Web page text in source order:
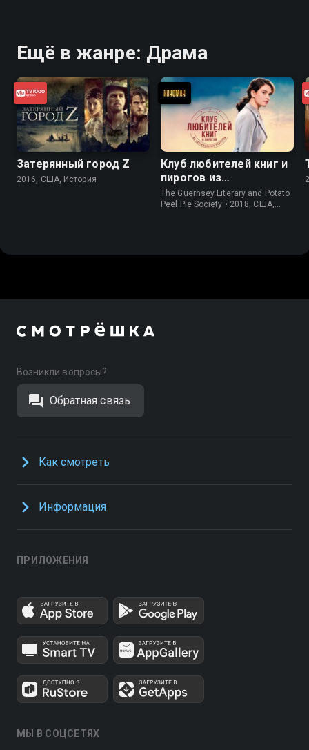
Ещё в жанре: Драма
Затерянный город Z
2016, США, История
Клуб любителей книг и
пирогов из
картофельных
очистков
The Guernsey Literary and Potato
Peel Pie Society • 2018, США,
Возникли вопросы?
Обратная связь
Как смотреть
Информация
ПРИЛОЖЕНИЯ
МЫ В СОЦСЕТЯХ